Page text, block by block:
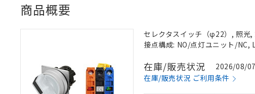
商品概要
セレクタスイッチ（φ22）, 照光
接点構成: NO/点灯ユニット/NC,
在庫/販売状況
2026/08/
在庫/販売状況 ご利用条件